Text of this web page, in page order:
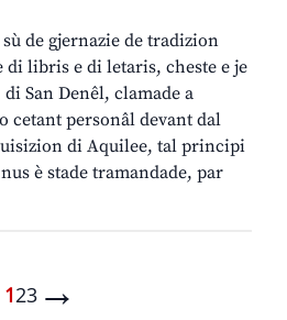
de gjernazie de tradizion
di libris e di letaris, cheste e je
San Denêl, clamade a
cetant personâl devant dal
di Aquilee, tal principi
è stade tramandade, par
123 →